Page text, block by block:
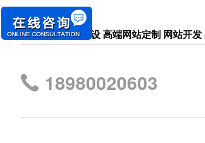
关键词：网站建设 高端网站定制 网站开
18980020603